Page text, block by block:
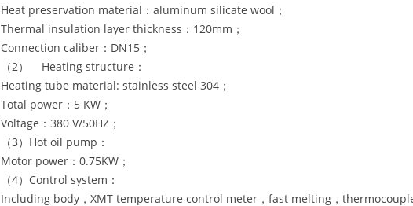
Heat preservation material：aluminum silicate wool；
Thermal insulation layer thickness：120mm；
Connection caliber：DN15；
（2） Heating structure：
Heating tube material: stainless steel 304；
Total power：5 KW；
Voltage：380 V/50HZ；
（3）Hot oil pump：
Motor power：0.75KW；
（4）Control system：
Including body，XMT temperature control meter，fast melting，